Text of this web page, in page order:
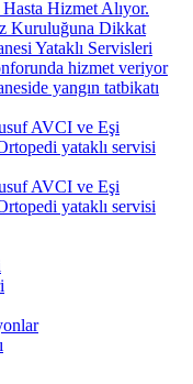
Hizmet Alıyor.
Kuruluğuna Dikkat
Yataklı Servisleri
hizmet veriyor
yangın tatbikatı
AVCI ve Eşi
yataklı servisi
AVCI ve Eşi
yataklı servisi